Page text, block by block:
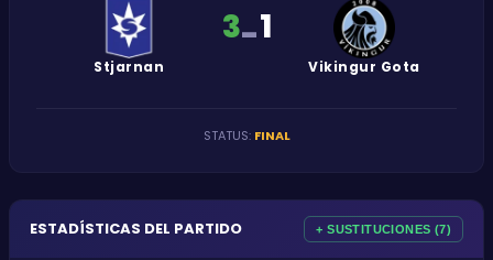
Stjarnan
3-1
Vikingur Gota
STATUS: FINAL
ESTADÍSTICAS DEL PARTIDO + SUSTITUCIONES (7)